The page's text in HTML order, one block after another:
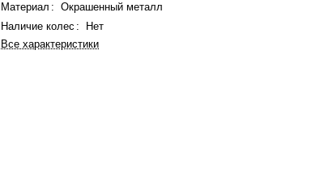
Материал :
Окрашенный металл
Наличие колес :
Нет
Все характеристики